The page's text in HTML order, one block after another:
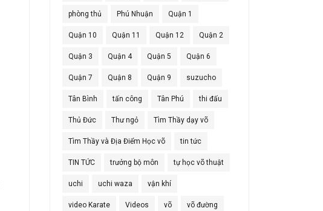
phòng thủ Phú Nhuận Quận 1
Quận 10 Quận 11 Quận 12 Quận 2
Quận 3 Quận 4 Quận 5 Quận 6
Quận 7 Quận 8 Quận 9 suzucho
Tân Bình tấn công Tân Phú thi đấu
Thủ Đức Thư ngỏ Tìm Thầy dạy võ
Tìm Thầy và Địa Điểm Học võ tin tức
TIN TỨC trưởng bộ môn tự học võ thuật
uchi uchi waza vận khí
video Karate Videos võ võ đường